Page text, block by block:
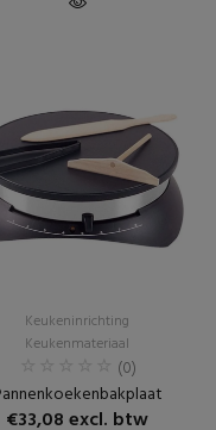
Keukeninrichting
Keukenmateriaal
(0)
€33,08 excl. btw